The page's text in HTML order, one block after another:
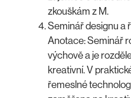
zkouškám z M.
Seminář designu a
Anotace: Seminář
výchově a je
kreativní. V
řemeslné